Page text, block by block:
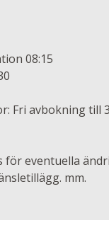
08:15
Fri avbokning till
för eventuella
mm.